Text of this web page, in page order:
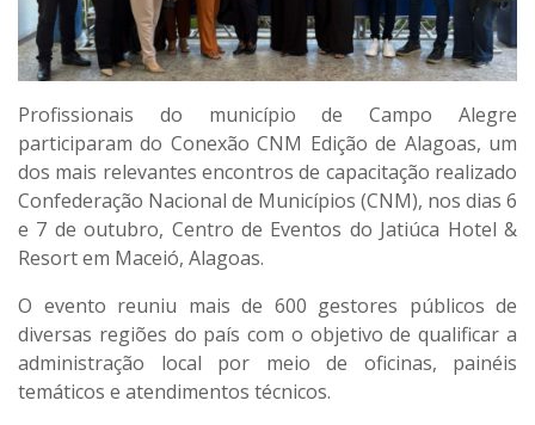
Profissionais do município de Campo Alegre
participaram do Conexão CNM Edição de Alagoas, um
dos mais relevantes encontros de capacitação realizado
Confederação Nacional de Municípios (CNM), nos dias 6
e 7 de outubro, Centro de Eventos do Jatiúca Hotel &
Resort em Maceió, Alagoas.
O evento reuniu mais de 600 gestores públicos de
diversas regiões do país com o objetivo de qualificar a
administração local por meio de oficinas, painéis
temáticos e atendimentos técnicos.